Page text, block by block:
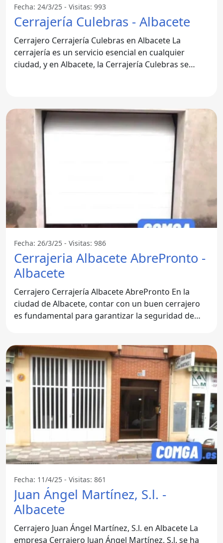
Fecha: 24/3/25 - Visitas: 993
Cerrajería Culebras - Albacete
Cerrajero Cerrajería Culebras en Albacete La
cerrajería es un servicio esencial en cualquier
ciudad, y en Albacete, la Cerrajería Culebras se
Fecha: 26/3/25 - Visitas: 986
Cerrajeria Albacete AbrePronto -
Albacete
Cerrajero Cerrajería Albacete AbrePronto En la
ciudad de Albacete, contar con un buen cerrajero
es fundamental para garantizar la seguridad de
Fecha: 11/4/25 - Visitas: 861
Juan Ángel Martínez, S.l. -
Albacete
Cerrajero Juan Ángel Martínez, S.l. en Albacete La
empresa Cerrajero Juan Ángel Martínez, S.l. se ha